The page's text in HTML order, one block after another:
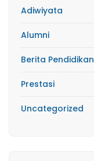
Adiwiyata
Alumni
Berita Pendidikan
Prestasi
Uncategorized